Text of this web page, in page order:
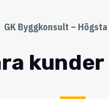
GK Byggkonsult –